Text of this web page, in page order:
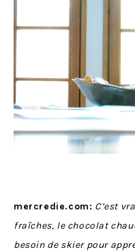
mercredie.com: C’est
fraîches, le chocolat
besoin de skier pour